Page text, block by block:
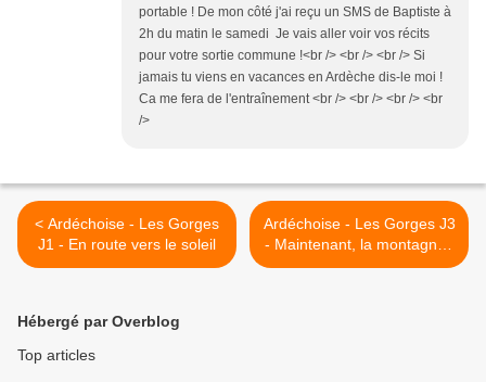
portable ! De mon côté j'ai reçu un SMS de Baptiste à
2h du matin le samedi Je vais aller voir vos récits
pour votre sortie commune !<br /> <br /> <br /> Si
jamais tu viens en vacances en Ardèche dis-le moi !
Ca me fera de l'entraînement <br /> <br /> <br /> <br
/>
< Ardéchoise - Les Gorges
J1 - En route vers le soleil
Ardéchoise - Les Gorges J3
- Maintenant, la montagne !
>
Hébergé par Overblog
Top articles